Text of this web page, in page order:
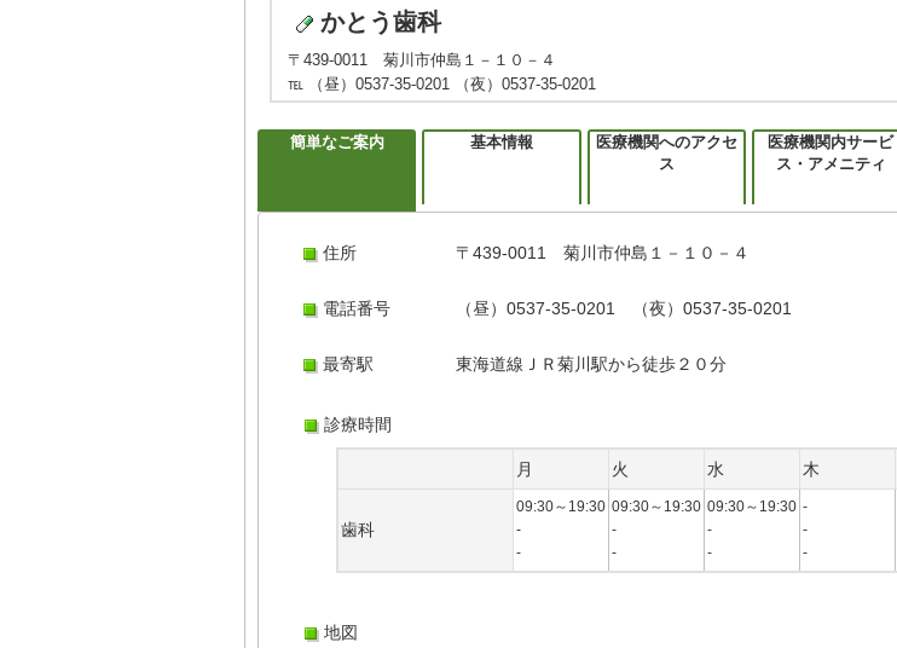
かとう歯科
〒439-0011 菊川市仲島１－１０－４
℡ （昼）0537-35-0201 （夜）0537-35-0201
簡単なご案内 基本情報
医療機関へのアクセ
ス
医療機関内サービ
ス・アメニティ
住所 〒439-0011 菊川市仲島１－１０－４
電話番号 （昼）0537-35-0201 （夜）0537-35-0201
最寄駅 東海道線ＪＲ菊川駅から徒歩２０分
診療時間
月 火 水 木
歯科
09:30～19:30
-
-
09:30～19:30
-
-
09:30～19:30
-
-
-
-
-
地図